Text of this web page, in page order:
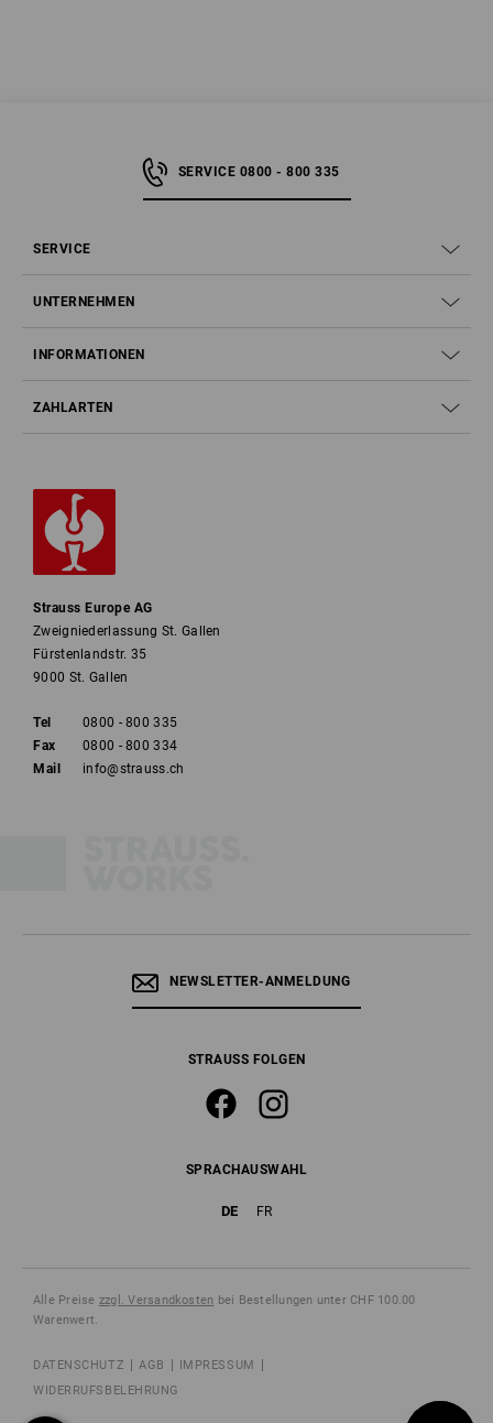
SERVICE 0800 - 800 335
SERVICE
UNTERNEHMEN
INFORMATIONEN
ZAHLARTEN
Strauss Europe AG
Zweigniederlassung St. Gallen
Fürstenlandstr. 35
9000 St. Gallen
Tel
0800 - 800 335
Fax
0800 - 800 334
Mail
info@strauss.ch
NEWSLETTER-ANMELDUNG
STRAUSS FOLGEN
SPRACHAUSWAHL
DE FR
Alle Preise zzgl. Versandkosten bei Bestellungen unter CHF 100.00
Warenwert.
DATENSCHUTZ AGB
IMPRESSUM
WIDERRUFSBELEHRUNG